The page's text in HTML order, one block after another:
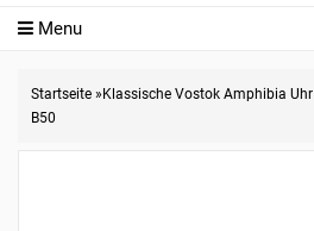
Menu
Startseite » Klassische Vostok Amphibia Uhr
B50